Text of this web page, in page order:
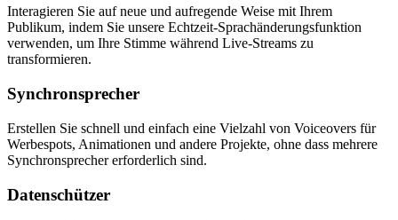
Interagieren Sie auf neue und aufregende Weise mit Ihrem
Publikum, indem Sie unsere Echtzeit-Sprachänderungsfunktion
verwenden, um Ihre Stimme während Live-Streams zu
transformieren.
Synchronsprecher
Erstellen Sie schnell und einfach eine Vielzahl von Voiceovers für
Werbespots, Animationen und andere Projekte, ohne dass mehrere
Synchronsprecher erforderlich sind.
Datenschützer